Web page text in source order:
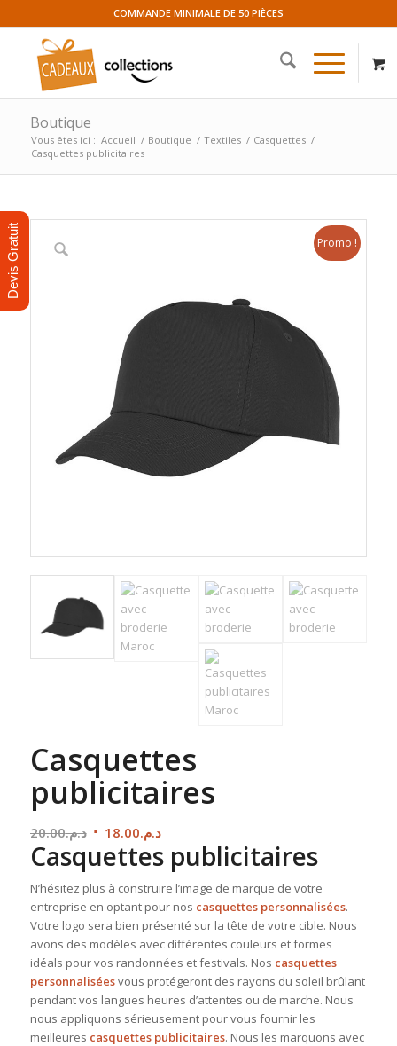
COMMANDE MINIMALE DE 50 PIÈCES
Boutique
Vous êtes ici : Accueil / Boutique / Textiles / Casquettes /
Casquettes publicitaires
Promo !
Casquettes
publicitaires
د.م.20.00
Le
prix
était :
د.م.20.00.
د.م.18.00
Le
prix
actuel
est :
د.م.18.00.
Casquettes publicitaires
N’hésitez plus à construire l’image de marque de votre
entreprise en optant pour nos casquettes personnalisées.
Votre logo sera bien présenté sur la tête de votre cible. Nous
avons des modèles avec différentes couleurs et formes
idéals pour vos randonnées et festivals. Nos casquettes
personnaliséesvous protégeront des rayons du soleil brûlant
pendant vos langues heures d’attentes ou de marche. Nous
nous appliquons sérieusement pour vous fournir les
meilleures casquettes publicitaires. Nous les marquons avec
Devis Gratuit